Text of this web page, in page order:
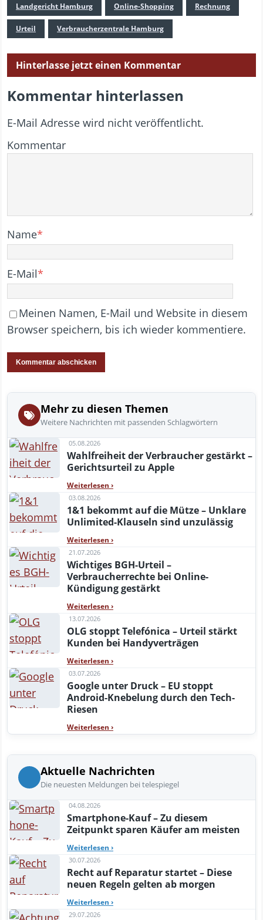
Landgericht Hamburg Online-Shopping Rechnung
Urteil Verbraucherzentrale Hamburg
Hinterlasse jetzt einen Kommentar
Kommentar hinterlassen
E-Mail Adresse wird nicht veröffentlicht.
Kommentar
Name*
E-Mail*
Meinen Namen, E-Mail und Website in diesem
Browser speichern, bis ich wieder kommentiere.
Mehr zu diesen Themen
Weitere Nachrichten mit passenden Schlagwörtern
05.08.2026
Wahlfreiheit der Verbraucher gestärkt –
Gerichtsurteil zu Apple
Weiterlesen ›
03.08.2026
1&1 bekommt auf die Mütze – Unklare
Unlimited-Klauseln sind unzulässig
Weiterlesen ›
21.07.2026
Wichtiges BGH-Urteil –
Verbraucherrechte bei Online-
Kündigung gestärkt
Weiterlesen ›
13.07.2026
OLG stoppt Telefónica – Urteil stärkt
Kunden bei Handyverträgen
Weiterlesen ›
03.07.2026
Google unter Druck – EU stoppt
Android-Knebelung durch den Tech-
Riesen
Weiterlesen ›
Aktuelle Nachrichten
Die neuesten Meldungen bei telespiegel
04.08.2026
Smartphone-Kauf – Zu diesem
Zeitpunkt sparen Käufer am meisten
Weiterlesen ›
30.07.2026
Recht auf Reparatur startet – Diese
neuen Regeln gelten ab morgen
Weiterlesen ›
29.07.2026